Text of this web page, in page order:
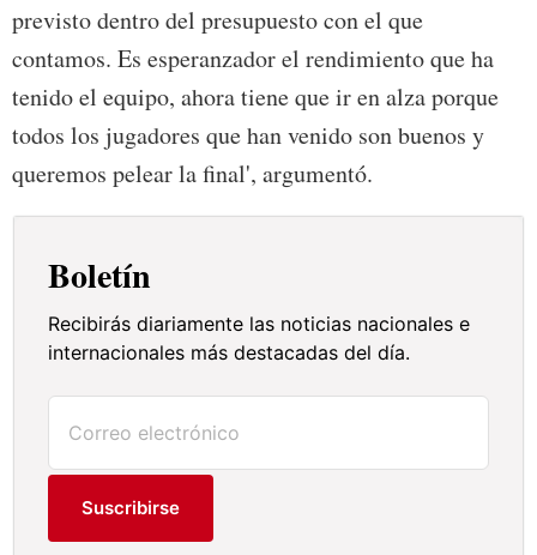
previsto dentro del presupuesto con el que
contamos. Es esperanzador el rendimiento que ha
tenido el equipo, ahora tiene que ir en alza porque
todos los jugadores que han venido son buenos y
queremos pelear la final', argumentó.
Boletín
Recibirás diariamente las noticias nacionales e
internacionales más destacadas del día.
Suscribirse